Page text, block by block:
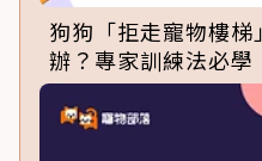
狗狗「拒走寵物樓
辦？專家訓練法必學